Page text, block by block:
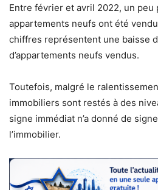
Entre février et avril 2022, un peu
appartements neufs ont été
chiffres représentent une baisse
d’appartements neufs vendus.
Toutefois, malgré le
immobiliers sont restés à des
signe immédiat n’a donné de
l’immobilier.